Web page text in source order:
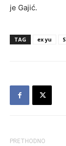
je Gajić.
TAG ex yu
PRETHODNO